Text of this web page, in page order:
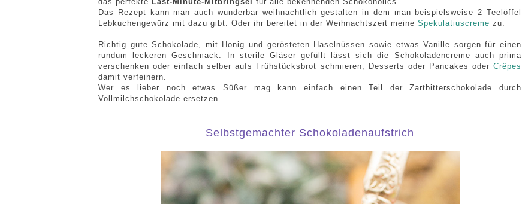
Das Rezept kann man auch wunderbar weihnachtlich gestalten in dem man beispielsweise 2 Teelöffel
Lebkuchengewürz mit dazu gibt. Oder ihr bereitet in der Weihnachtszeit meine Spekulatiuscreme zu.
Richtig gute Schokolade, mit Honig und gerösteten Haselnüssen sowie etwas Vanille sorgen für einen
rundum leckeren Geschmack. In sterile Gläser gefüllt lässt sich die Schokoladencreme auch prima
verschenken oder einfach selber aufs Frühstücksbrot schmieren, Desserts oder Pancakes oder Crêpes
damit verfeinern.
Wer es lieber noch etwas Süßer mag kann einfach einen Teil der Zartbitterschokolade durch
Vollmilchschokolade ersetzen.
Selbstgemachter Schokoladenaufstrich